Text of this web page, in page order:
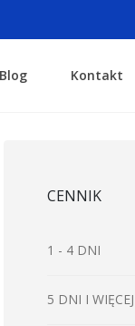
Blog Kontakt
CENNIK
1 - 4 DNI
5 DNI I WIĘCEJ